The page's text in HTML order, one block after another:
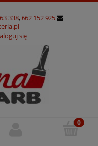
338, 662 152 925
się